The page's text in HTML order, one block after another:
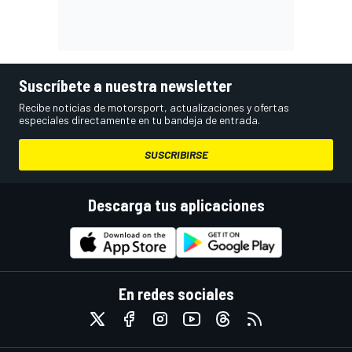
Suscríbete a nuestra newsletter
Recibe noticias de motorsport, actualizaciones y ofertas
especiales directamente en tu bandeja de entrada.
SUSCRIBIRSE
Descarga tus aplicaciones
En redes sociales